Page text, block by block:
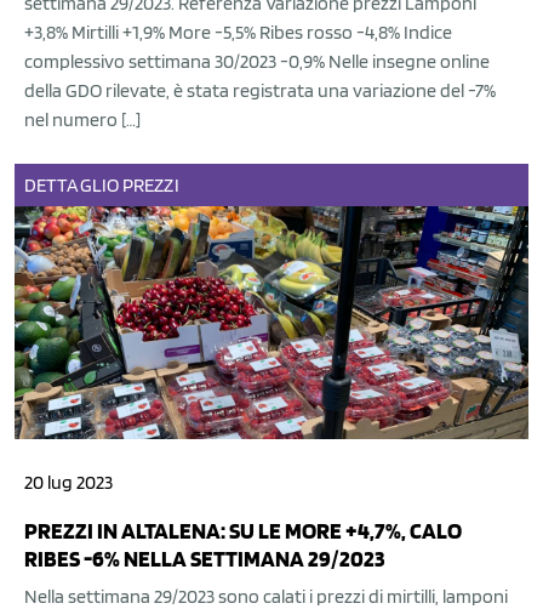
+3,8% Mirtilli +1,9% More -5,5% Ribes rosso -4,8% Indice
complessivo settimana 30/2023 -0,9% Nelle insegne online
della GDO rilevate, è stata registrata una variazione del -7%
nel numero […]
DETTAGLIO PREZZI
20 lug 2023
PREZZI IN ALTALENA: SU LE MORE +4,7%, CALO
RIBES -6% NELLA SETTIMANA 29/2023
Nella settimana 29/2023 sono calati i prezzi di mirtilli, lamponi